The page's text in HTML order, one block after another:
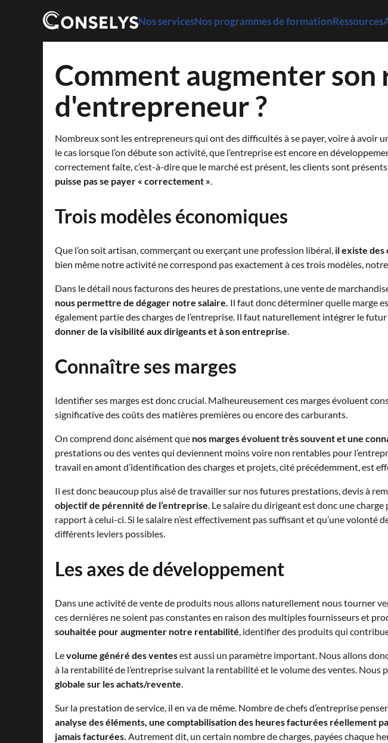
Navigation
principale
Nos servicesNos programmes de formationRessources
Comment augmenter son
d'entrepreneur ?
Nombreux sont les entrepreneurs qui ont des difficultés à se payer, voire à avoir
le cas lorsque l’on débute son activité, que l’entreprise est encore en
correctement faite, c’est-à-dire que le marché est présent, les clients sont
puisse pas se payer « correctement ».
Trois modèles économiques
Que l’on soit artisan, commerçant ou exerçant une profession libéral, il existe
bien même notre activité ne correspond pas exactement à ces trois modèles,
Dans le détail nous facturons des heures de prestations, une vente de
nous permettre de dégager notre salaire. Il faut donc déterminer quelle marge
également partie des charges de l’entreprise. Il faut naturellement intégrer le
donner de la visibilité aux dirigeants et à son entreprise.
Connaître ses marges
Identifier ses marges est donc crucial. Malheureusement ces marges évoluent
significative des coûts des matières premières ou encore des carburants.
On comprend donc aisément que nos marges évoluent très souvent et une
prestations ou des ventes qui deviennent moins voire non rentables pour
travail en amont d’identification des charges et projets, cité précédemment, est
Il est donc beaucoup plus aisé de travailler sur nos futures prestations, devis à
objectif de pérennité de l’entreprise. Le salaire du dirigeant est donc une
rapport à celui-ci. Si le salaire n’est effectivement pas suffisant et qu’une volonté
différents leviers possibles.
Les axes de développement
Dans une activité de vente de produits nous allons naturellement nous tourner
ces dernières ne soient pas constantes en raison des multiples fournisseurs et
souhaitée pour augmenter notre rentabilité, identifier des produits qui
Levolume généré des ventesest aussi un paramètre important. Nous allons
à la rentabilité de l’entreprise suivant la rentabilité et le volume des ventes. Nous
globale sur les achats/revente.
Sur la prestation de service, il en va de même. Nombre de chefs d’entreprise
analyse des éléments, une comptabilisation des heures facturées réellement
jamais facturées. Autrement dit, un certain nombre de charges, payées chaque